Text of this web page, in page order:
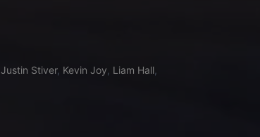
Justin Stiver, Kevin Joy Liam Hall